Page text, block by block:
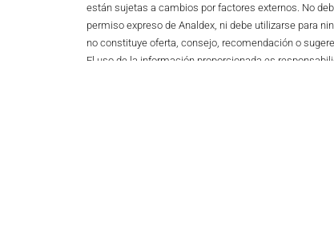
están sujetas a cambios por factores externos. No
permiso expreso de Analdex, ni debe utilizarse para
no constituye oferta, consejo, recomendación o
El uso de la información proporcionada es